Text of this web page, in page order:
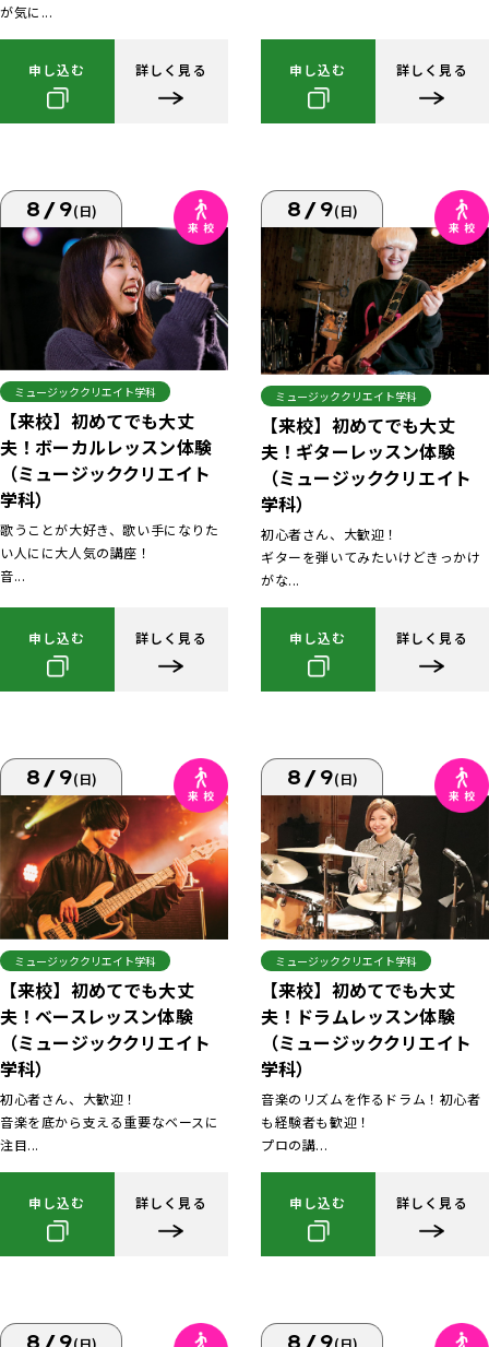
が気に...
申し込む 詳しく見る 申し込む 詳しく見る
8/9(日)
ミュージッククリエイト学科
【来校】初めてでも大丈
夫！ボーカルレッスン体験
（ミュージッククリエイト
学科）
歌うことが大好き、歌い手になりた
い人にに大人気の講座！
音...
申し込む 詳しく見る
8/9(日)
ミュージッククリエイト学科
【来校】初めてでも大丈
夫！ギターレッスン体験
（ミュージッククリエイト
学科）
初心者さん、大歓迎！
ギターを弾いてみたいけどきっかけ
がな...
申し込む 詳しく見る
8/9(日)
ミュージッククリエイト学科
【来校】初めてでも大丈
夫！ベースレッスン体験
（ミュージッククリエイト
学科）
初心者さん、大歓迎！
音楽を底から支える重要なベースに
注目...
申し込む 詳しく見る
8/9(日)
ミュージッククリエイト学科
【来校】初めてでも大丈
夫！ドラムレッスン体験
（ミュージッククリエイト
学科）
音楽のリズムを作るドラム！初心者
も経験者も歓迎！
プロの講...
申し込む 詳しく見る
8/9(日) 8/9(日)